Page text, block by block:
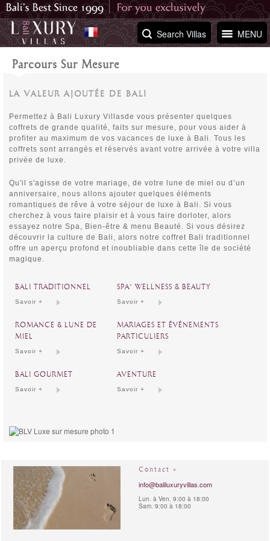
MENU
Search Villas
Parcours Sur Mesure
LA VALEUR AJOUTÉE DE BALI
Permettez à Bali Luxury Villasde vous présenter quelques
coffrets de grande qualité, faits sur mesure, pour vous aider à
profiter au maximum de vos vacances de luxe à Bali. Tous les
coffrets sont arrangés et réservés avant votre arrivée à votre villa
privée de luxe.
Qu'il s'agisse de votre mariage, de votre lune de miel ou d’un
anniversaire, nous allons ajouter quelques éléments
romantiques de rêve à votre séjour de luxe à Bali. Si vous
cherchez à vous faire plaisir et à vous faire dorloter, alors
essayez notre Spa, Bien-être & menu Beauté. Si vous désirez
découvrir la culture de Bali, alors notre coffret Bali traditionnel
offre un aperçu profond et inoubliable dans cette île de société
magique.
BALI TRADITIONNEL SPA` WELLNESS & BEAUTY
Savoir + Savoir +
ROMANCE & LUNE DE
MIEL
MARIAGES ET ÉVÉNEMENTS
PARTICULIERS
Savoir + Savoir +
BALI GOURMET AVENTURE
Savoir + Savoir +
Contact »
info@baliluxuryvillas.com
Lun. à Ven. 9:00 à 18:00
Sam. 9:00 à 18:00